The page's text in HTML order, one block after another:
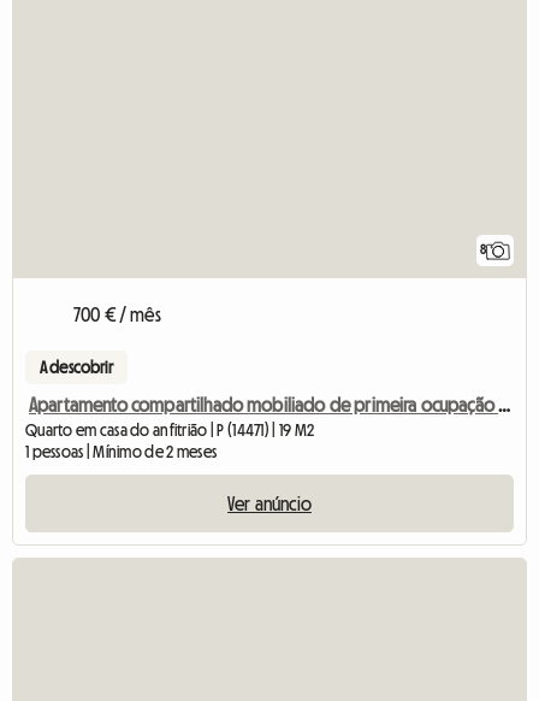
8
700 € / mês
A descobrir
Apartamento compartilhado mobiliado de primeira ocupação em vila da cidade com jardim perto da universidade e S
Quarto em casa do anfitrião | P (14471) | 19 M2
1 pessoas | Mínimo de 2 meses
Ver anúncio